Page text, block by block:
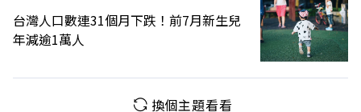
台灣人口數連31個月下跌！前7月新生兒
年減逾1萬人
換個主題看看